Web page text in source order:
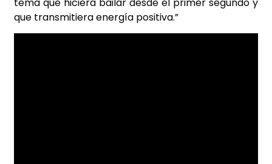
que transmitiera energía positiva.”